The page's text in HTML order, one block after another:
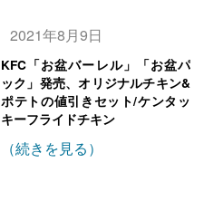
2021年8月9日
KFC「お盆バーレル」「お盆パ
ック」発売、オリジナルチキン&
ポテトの値引きセット/ケンタッ
キーフライドチキン
（続きを見る）